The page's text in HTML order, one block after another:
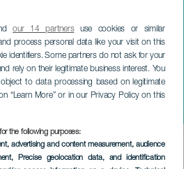
our 14 partnersuse cookies or similar
process personal data like your visit on this
identifiers. Some partners do not ask for your
rely on their legitimate business interest. You
to data processing based on legitimate
“Learn More” or in our Privacy Policy on this
the following purposes:
advertising and content measurement, audience
, Precise geolocation data, and identification
Robotia,